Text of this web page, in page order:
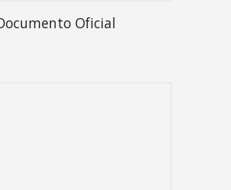
Oficial